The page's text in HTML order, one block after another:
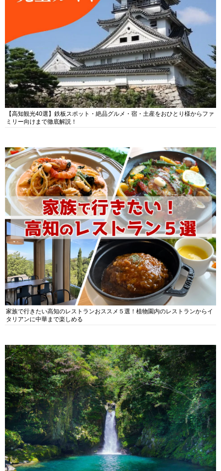
【高知観光40選】鉄板スポット・絶品グルメ・宿・土産をおひとり様からファ
ミリー向けまで徹底解説！
家族で行きたい高知のレストランおススメ５選！植物園内のレストランからイ
タリアンに中華まで楽しめる